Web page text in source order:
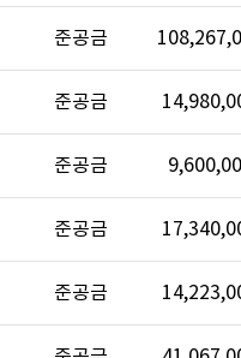
준공금
준공금
준공금
준공금
준공금